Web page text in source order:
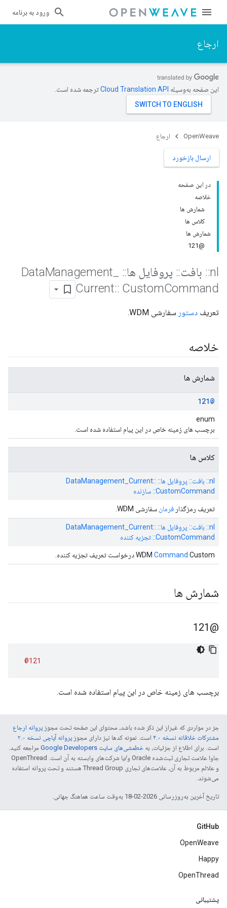
ورود به برنامه
ارجاع
این صفحه به‌وسیله ترجمه شده است.
OpenWeave ارجاع
ارسال بازخورد
در این صفحه
خلاصه
شمارش ها
کلاس ها
شمارش ها
@121
nl
:: بافت:: پروفایل ها::
Management
Current:: CustomCommand
تعریف دستور سفارشی WDM.
خلاصه
شمارش ها
@121
enum
برچسب های زمینه خاص در این پیام استفاده شده است.
کلاس ها
nl:: بافت:: پروفایل ها:: DataManagement_Current::
CustomCommand:: سازنده
تعریف رمزگذار فرمان سفارشی WDM.
nl:: بافت:: پروفایل ها:: DataManagement_Current::
CustomCommand:: تجزیه کننده
WDM Command Custom درخواست تعریف تجزیه کننده.
شمارش ها
@121
@121
برچسب های زمینه خاص در این پیام استفاده شده است.
جز در مواردی که غیراز این ذکر شده باشد، محتوای این صفحه تحت مجوز پروانه ارجاع
مشترکات خلاقانه نسخه ۴.۰
است. نمونه کدها نیز دارای مجوز پروانه آپاچی نسخه ۲.۰
است. برای اطلاع از جزئیات، به خطمشی‌های سایت Google Developers‏
مراجعه کنید.
جاوا علامت تجاری ثبت‌شده Oracle و/یا شرکت‌های وابسته به آن است. ‫OpenThread
و علائم مربوط به آن، علامت‌های تجاری Thread Group هستند و تحت پروانه استفاده
می‌شوند.
تاریخ آخرین به‌روزرسانی 2026-02-18 به‌وقت ساعت هماهنگ جهانی.
GitHub
OpenWeave
Happy
OpenThread
پشتیبانی